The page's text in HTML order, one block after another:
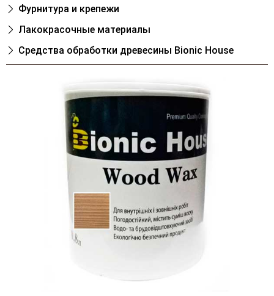
Фурнитура и крепежи
Лакокрасочные материалы
Cредства обработки древесины Bionic House